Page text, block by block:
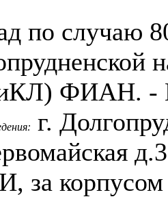
по случаю
ФИАН. -
г.
за